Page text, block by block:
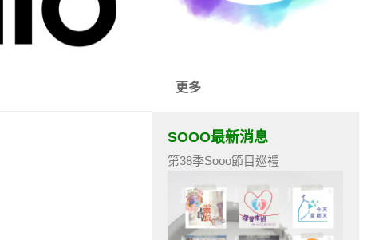
更多
SOOO最新消息
第38季Sooo節目巡禮